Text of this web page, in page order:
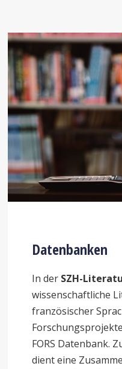
Datenbanken
In der SZH-
wissenschaftliche
französischer
FORS Datenbank.
dient eine